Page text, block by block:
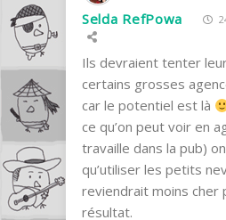
Selda RefPowa
Ils devraient tenter
certains grosses
car le potentiel est là
ce qu’on peut voir en
travaille dans la pub)
qu’utiliser les petits
reviendrait moins cher
résultat.